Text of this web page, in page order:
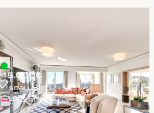
45.000€
Oiseau Bleu
450 m² 1/5